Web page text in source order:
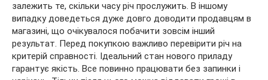
залежить те, скільки часу річ прослужить. В іншому
випадку доведеться дуже довго доводити продавцям в
магазині, що очікувалося побачити зовсім інший
результат. Перед покупкою важливо перевірити річ на
критерій справності. Ідеальний стан нового приладу
гарантує якість. Все повинно працювати без запинки і